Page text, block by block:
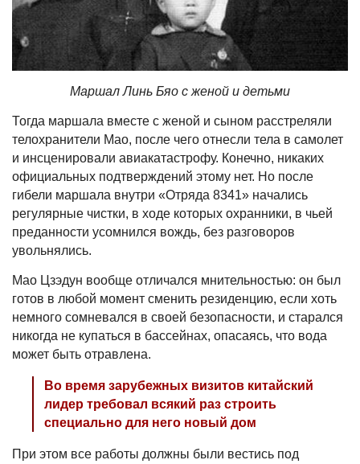
Маршал Линь Бяо с женой и детьми
Тогда маршала вместе с женой и сыном расстреляли
телохранители Мао, после чего отнесли тела в самолет
и инсценировали авиакатастрофу. Конечно, никаких
официальных подтверждений этому нет. Но после
гибели маршала внутри «Отряда 8341» начались
регулярные чистки, в ходе которых охранники, в чьей
преданности усомнился вождь, без разговоров
увольнялись.
Мао Цзэдун вообще отличался мнительностью: он был
готов в любой момент сменить резиденцию, если хоть
немного сомневался в своей безопасности, и старался
никогда не купаться в бассейнах, опасаясь, что вода
может быть отравлена.
Во время зарубежных визитов китайский
лидер требовал всякий раз строить
специально для него новый дом
При этом все работы должны были вестись под